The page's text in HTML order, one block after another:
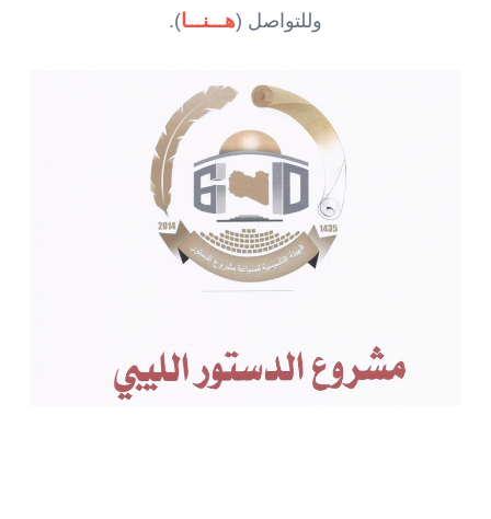
وللتواصل (هـــنـــا).